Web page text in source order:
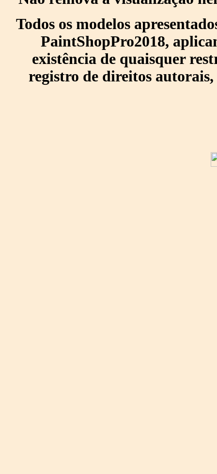
Todos os modelos
PaintShopPro2018,
existência de quaisquer
registro de direitos